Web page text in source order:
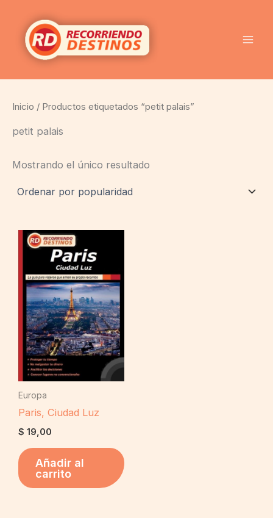
contenido
Inicio / Productos etiquetados “petit palais”
petit palais
Mostrando el único resultado
Europa
Paris, Ciudad Luz
$ 19,00
Añadir al
carrito